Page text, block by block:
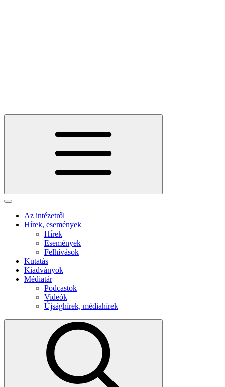
Az intézetről
Hírek, események
Hírek
Események
Felhívások
Kutatás
Kiadványok
Médiatár
Podcastok
Videók
Újsághírek, médiahírek